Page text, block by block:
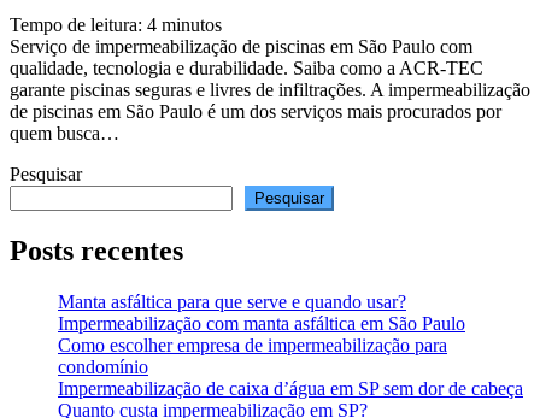
Tempo de leitura: 4 minutos
Serviço de impermeabilização de piscinas em São Paulo com
qualidade, tecnologia e durabilidade. Saiba como a ACR-TEC
garante piscinas seguras e livres de infiltrações. A impermeabilização
de piscinas em São Paulo é um dos serviços mais procurados por
quem busca…
Pesquisar
Pesquisar
Posts recentes
Manta asfáltica para que serve e quando usar?
Impermeabilização com manta asfáltica em São Paulo
Como escolher empresa de impermeabilização para
condomínio
Impermeabilização de caixa d’água em SP sem dor de cabeça
Quanto custa impermeabilização em SP?